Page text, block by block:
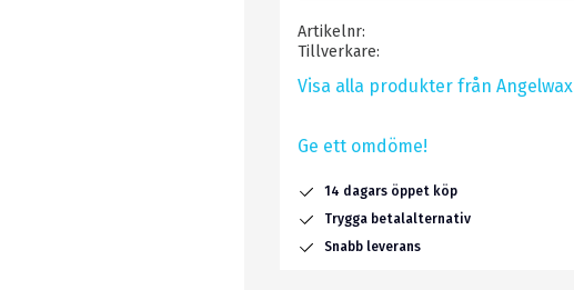
Artikelnr
Tillverkare
Visa alla produkter från Angelwax
Ge ett omdöme!
14 dagars öppet köp
Trygga betalalternativ
Snabb leverans